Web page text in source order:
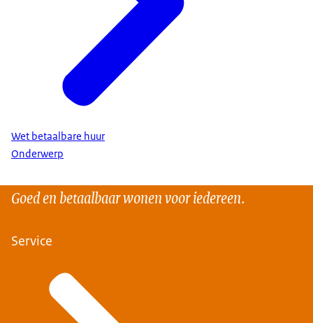
Wet betaalbare huur
Onderwerp
Goed en betaalbaar wonen voor iedereen.
Service